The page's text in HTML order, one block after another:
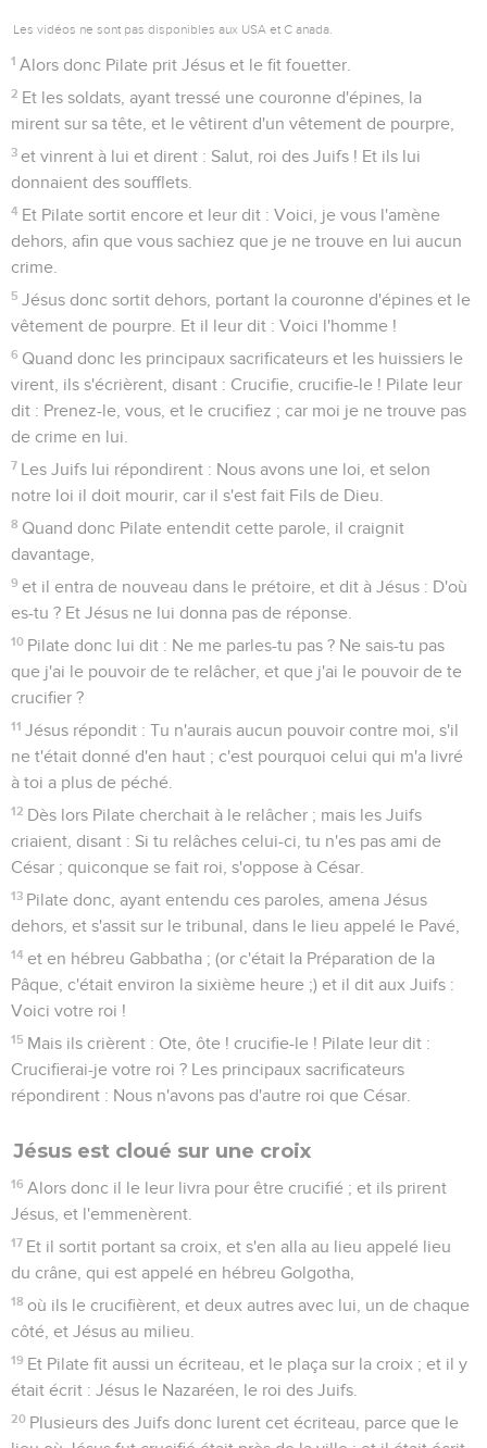
Les vidéos ne sont pas disponibles aux USA et C anada.
1 Alors donc Pilate prit Jésus et le fit fouetter.
2 Et les soldats, ayant tressé une couronne d'épines, la
mirent sur sa tête, et le vêtirent d'un vêtement de pourpre,
3 et vinrent à lui et dirent : Salut, roi des Juifs ! Et ils lui
donnaient des soufflets.
4 Et Pilate sortit encore et leur dit : Voici, je vous l'amène
dehors, afin que vous sachiez que je ne trouve en lui aucun
crime.
5 Jésus donc sortit dehors, portant la couronne d'épines et le
vêtement de pourpre. Et il leur dit : Voici l'homme !
6 Quand donc les principaux sacrificateurs et les huissiers le
virent, ils s'écrièrent, disant : Crucifie, crucifie-le ! Pilate leur
dit : Prenez-le, vous, et le crucifiez ; car moi je ne trouve pas
de crime en lui.
7 Les Juifs lui répondirent : Nous avons une loi, et selon
notre loi il doit mourir, car il s'est fait Fils de Dieu.
8 Quand donc Pilate entendit cette parole, il craignit
davantage,
9 et il entra de nouveau dans le prétoire, et dit à Jésus : D'où
es-tu ? Et Jésus ne lui donna pas de réponse.
10 Pilate donc lui dit : Ne me parles-tu pas ? Ne sais-tu pas
que j'ai le pouvoir de te relâcher, et que j'ai le pouvoir de te
crucifier ?
11 Jésus répondit : Tu n'aurais aucun pouvoir contre moi, s'il
ne t'était donné d'en haut ; c'est pourquoi celui qui m'a livré
à toi a plus de péché.
12 Dès lors Pilate cherchait à le relâcher ; mais les Juifs
criaient, disant : Si tu relâches celui-ci, tu n'es pas ami de
César ; quiconque se fait roi, s'oppose à César.
13 Pilate donc, ayant entendu ces paroles, amena Jésus
dehors, et s'assit sur le tribunal, dans le lieu appelé le Pavé,
14 et en hébreu Gabbatha ; (or c'était la Préparation de la
Pâque, c'était environ la sixième heure ;) et il dit aux Juifs :
Voici votre roi !
15 Mais ils crièrent : Ote, ôte ! crucifie-le ! Pilate leur dit :
Crucifierai-je votre roi ? Les principaux sacrificateurs
répondirent : Nous n'avons pas d'autre roi que César.
Jésus est cloué sur une croix
16 Alors donc il le leur livra pour être crucifié ; et ils prirent
Jésus, et l'emmenèrent.
17 Et il sortit portant sa croix, et s'en alla au lieu appelé lieu
du crâne, qui est appelé en hébreu Golgotha,
18 où ils le crucifièrent, et deux autres avec lui, un de chaque
côté, et Jésus au milieu.
19 Et Pilate fit aussi un écriteau, et le plaça sur la croix ; et il y
était écrit : Jésus le Nazaréen, le roi des Juifs.
20 Plusieurs des Juifs donc lurent cet écriteau, parce que le